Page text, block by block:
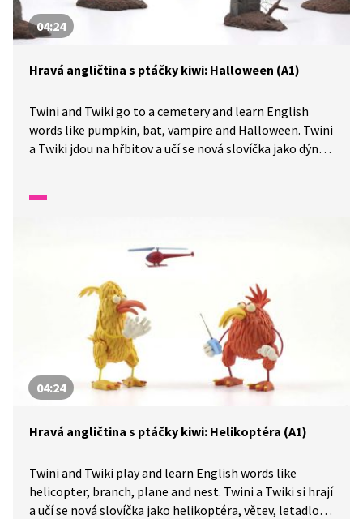
04:24
Hravá angličtina s ptáčky kiwi: Halloween (A1)
Twini and Twiki go to a cemetery and learn English
words like pumpkin, bat, vampire and Halloween. Twini
a Twiki jdou na hřbitov a učí se nová slovíčka jako dýně,
04:24
Hravá angličtina s ptáčky kiwi: Helikoptéra (A1)
Twini and Twiki play and learn English words like
helicopter, branch, plane and nest. Twini a Twiki si hrají
a učí se nová slovíčka jako helikoptéra, větev, letadlo